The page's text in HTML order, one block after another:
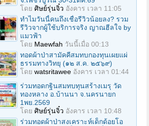
โดย ศิษย์รุ่นจิ๋ว อังคาร เวลา 11:05
ทำไมวันนี้คนถึงเชื่อรีวิวน้อยลง? รวม
รีวิวจากผู้ใช้บริการจริง ญาณฮีลใจ by
แมวฟ้า
โดย Maewfah วันนี้เมื่อ 00:13
ทอดผ้าป่าสามัคคีสมทบกองทุนเผยแผ่
ธรรมทางวิทยุ (๑๒ ส.ค. ๒๕๖๙)
โดย watsritawee อังคาร เวลา 01:44
ร่วมทอดกฐินสมทบทุนสร้างเมรุ วัด
ทองหลาง อ.บ้านนา จ.นครนายก
1พย.2569
โดย ศิษย์รุ่นจิ๋ว อังคาร เวลา 10:48
ร่วมทอดผ้าป่าสงเคราะห์เด็กด้อยโอ